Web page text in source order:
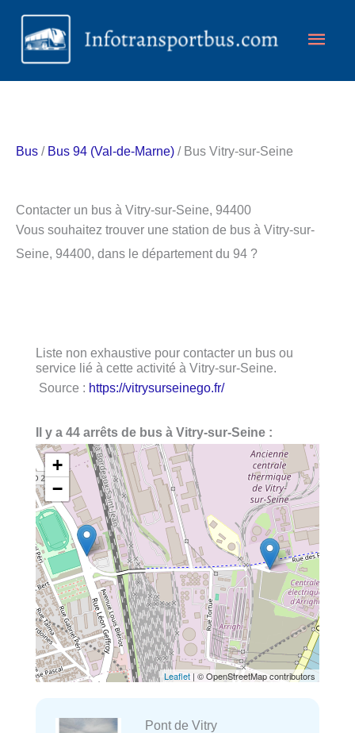
Aller
contenu
Bus / Bus 94 (Val-de-Marne) / Bus Vitry-sur-Seine
Contacter un bus à Vitry-sur-Seine, 94400
Vous souhaitez trouver une station de bus à Vitry-sur-
Seine, 94400, dans le département du 94 ?
Liste non exhaustive pour contacter un bus ou
service lié à cette activité à Vitry-sur-Seine.
Source : https://vitrysurseinego.fr/
Il y a 44 arrêts de bus à Vitry-sur-Seine :
+
−
Leaflet | © OpenStreetMap contributors
Pont de Vitry